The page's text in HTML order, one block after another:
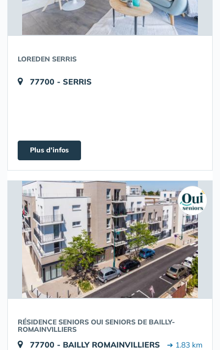
LOREDEN SERRIS
77700 - SERRIS
Plus d'infos
RÉSIDENCE SENIORS OUI SENIORS DE BAILLY-
ROMAINVILLIERS
77700 - BAILLY ROMAINVILLIERS ➔ 1.83 km